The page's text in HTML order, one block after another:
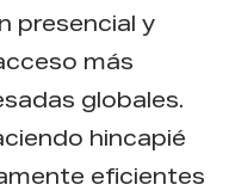
presencial y
más
globales.
hincapié
eficientes